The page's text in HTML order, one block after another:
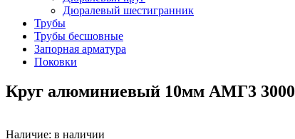
Дюралевый шестигранник
Трубы
Трубы бесшовные
Запорная арматура
Поковки
Круг алюминиевый 10мм АМГ3 3000
Наличие: в наличии